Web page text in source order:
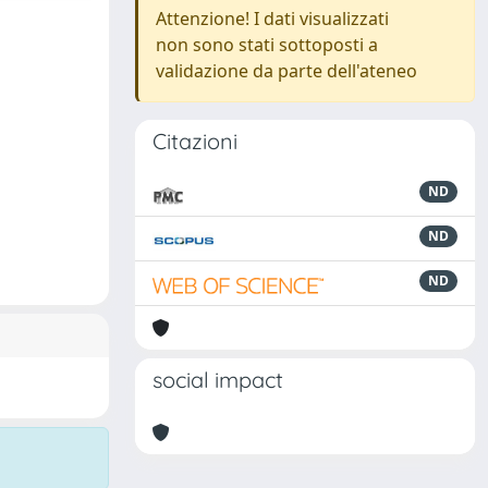
Attenzione! I dati visualizzati
non sono stati sottoposti a
validazione da parte dell'ateneo
Citazioni
ND
ND
ND
social impact